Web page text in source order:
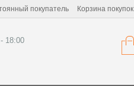
покупатель Корзина покупок
18:00